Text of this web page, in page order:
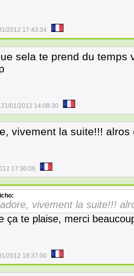
2012 17:43:34
sela te prend du temps
21/01/2012 14:08:30
vivement la suite!!! alros
17:30:06
vivement la suite!!!
ça te plaise, merci
2012 18:37:00